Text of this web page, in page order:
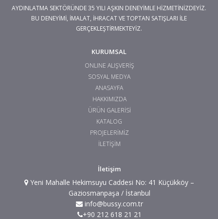
AYDINLATMA SEKTÖRÜNDE 35 YILI AŞKIN DENEYİMLE HİZMETİNİZDEYİZ.
BU DENEYİMİ, İMALAT, İHRACAT VE TOPTAN SATIŞLARI İLE
GERÇEKLEŞTİRMEKTEYİZ.
KURUMSAL
ONLINE ALIŞVERİŞ
SOSYAL MEDYA
ANASAYFA
HAKKIMIZDA
ÜRÜN GALERİSİ
KATALOG
PROJELERİMİZ
İLETİŞİM
İletişim
Yeni Mahalle Hekimsuyu Caddesi No: 41 Küçükköy –
Gaziosmanpaşa / İstanbul
info@bussy.com.tr
+90 212 618 21 21